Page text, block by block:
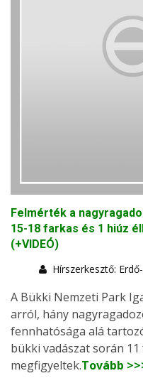
Felmérték a
15-18 farkas és 1 hiúz
(+VIDEÓ)
Hírszerkesztő:
A Bükki Nemzeti Park
arról, hány
fennhatósága alá
bükki vadászat során
megfigyeltek.Tovább